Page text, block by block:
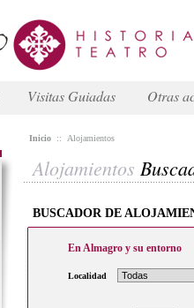
Visitas Guiadas Otras
Inicio :: Alojamientos
Alojamientos
BUSCADOR DE
En Almagro y su entorno
Localidad